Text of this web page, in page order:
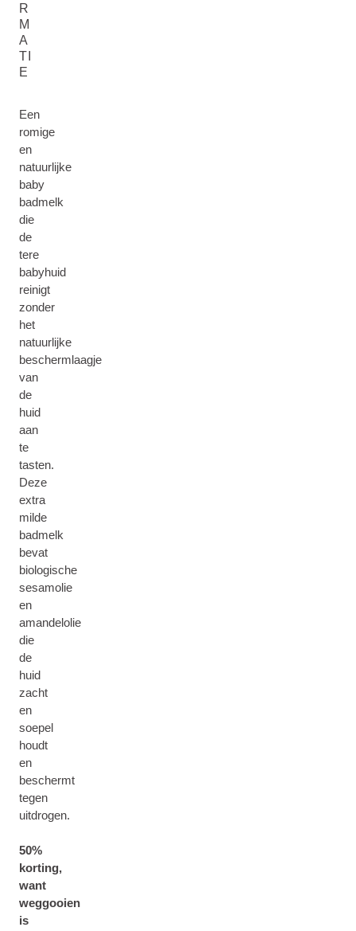
R
M
A
TI
E
Een
romige
en
natuurlijke
baby
badmelk
die
de
tere
babyhuid
reinigt
zonder
het
natuurlijke
beschermlaagje
van
de
huid
aan
te
tasten.
Deze
extra
milde
badmelk
bevat
biologische
sesamolie
en
amandelolie
die
de
huid
zacht
en
soepel
houdt
en
beschermt
tegen
uitdrogen.
50%
korting,
want
weggooien
is